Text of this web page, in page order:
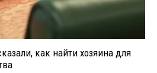
как найти хозяина для